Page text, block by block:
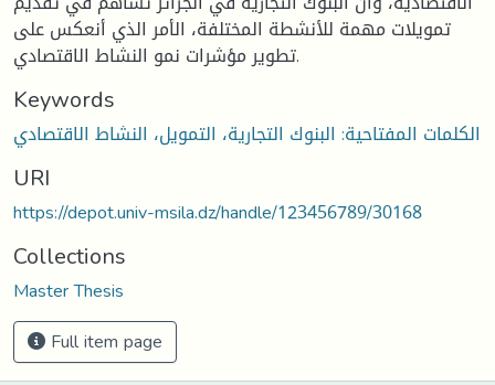
تمويلات مهمة للأنشطة المختلفة، الأمر الذي أنعكس على
تطوير مؤشرات نمو النشاط الاقتصادي.
Keywords
الكلمات المفتاحية: البنوك التجارية، التمويل، النشاط الاقتصادي
URI
https://depot.univ-msila.dz/handle/123456789/30168
Collections
Master Thesis
Full item page